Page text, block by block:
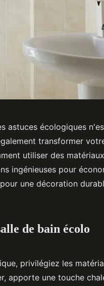
astuces écologiques
transformer
utiliser des
ingénieuses pour
une décoration
de bain écolo
privilégiez les
apporte une touche